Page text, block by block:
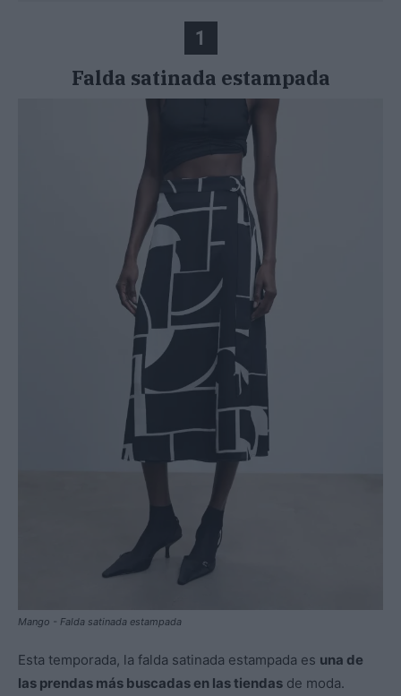
1
Falda satinada estampada
Mango - Falda satinada estampada
Esta temporada, la falda satinada estampada es una de
las prendas más buscadas en las tiendas de moda.